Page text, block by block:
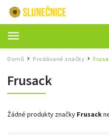
Domů / Prodávané značky /
Frusack
Žádné produkty značky Frusack